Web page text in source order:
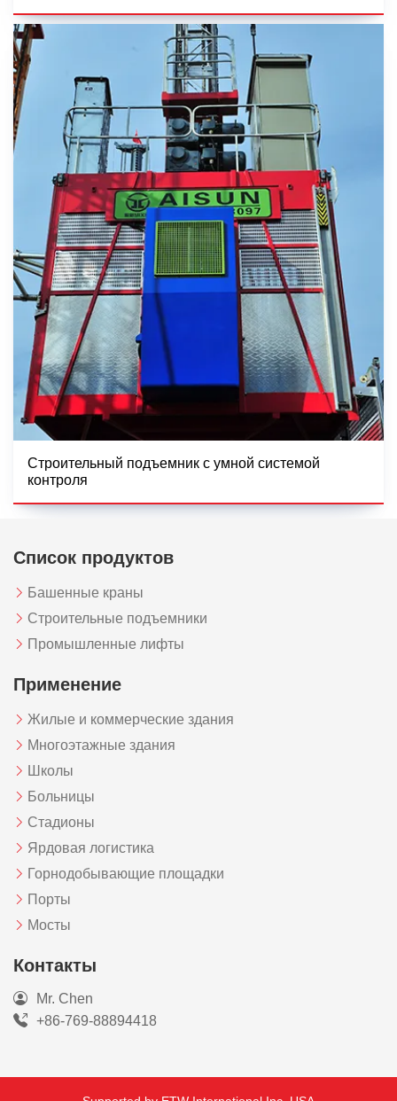
Строительный подъемник с умной системой
контроля
Список продуктов
Башенные краны
Строительные подъемники
Промышленные лифты
Применение
Жилые и коммерческие здания
Многоэтажные здания
Школы
Больницы
Стадионы
Ярдовая логистика
Горнодобывающие площадки
Порты
Мосты
Контакты
Mr. Chen
+86-769-88894418